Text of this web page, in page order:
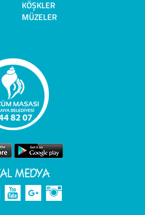
KÖŞKLER
MÜZELER
MEDYA